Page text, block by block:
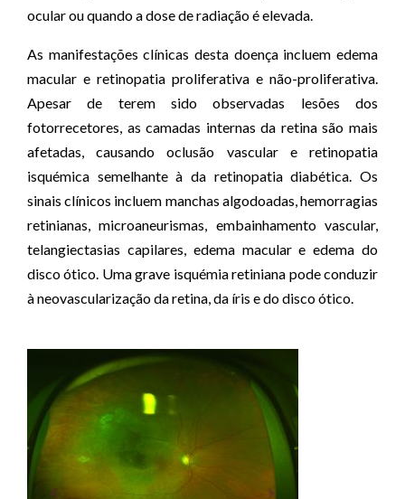
ocular ou quando a dose de radiação é elevada.
As manifestações clínicas desta doença incluem edema
macular e retinopatia proliferativa e não-proliferativa.
Apesar de terem sido observadas lesões dos
fotorrecetores, as camadas internas da retina são mais
afetadas, causando oclusão vascular e retinopatia
isquémica semelhante à da retinopatia diabética. Os
sinais clínicos incluem manchas algodoadas, hemorragias
retinianas, microaneurismas, embainhamento vascular,
telangiectasias capilares, edema macular e edema do
disco ótico. Uma grave isquémia retiniana pode conduzir
à neovascularização da retina, da íris e do disco ótico.